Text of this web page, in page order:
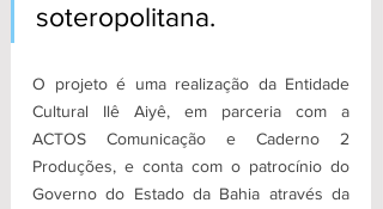
soteropolitana.
O projeto é uma realização da Entidade
Cultural Ilê Aiyê, em parceria com a
ACTOS Comunicação e Caderno 2
Produções, e conta com o patrocínio do
Governo do Estado da Bahia através da